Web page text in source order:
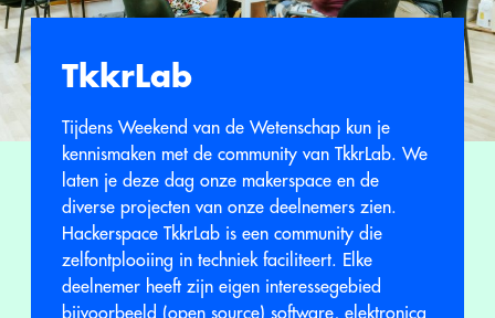
TkkrLab
Tijdens Weekend van de Wetenschap kun je
kennismaken met de community van TkkrLab. We
laten je deze dag onze makerspace en de
diverse projecten van onze deelnemers zien.
Hackerspace TkkrLab is een community die
zelfontplooiing in techniek faciliteert. Elke
deelnemer heeft zijn eigen interessegebied
bijvoorbeeld (open source) software, elektronica